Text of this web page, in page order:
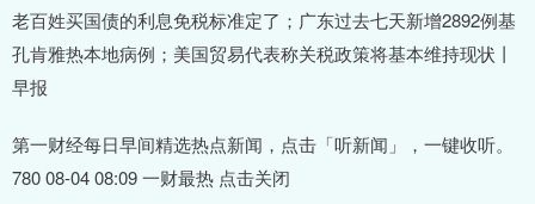
老百姓买国债的利息免税标准定了；广东过去七天新增2892例基
孔肯雅热本地病例；美国贸易代表称关税政策将基本维持现状丨
早报
第一财经每日早间精选热点新闻，点击「听新闻」，一键收听。
780 08-04 08:09 一财最热 点击关闭